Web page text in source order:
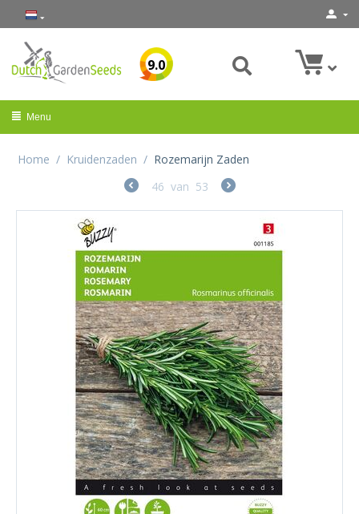
9.0
Menu
Home / Kruidenzaden / Rozemarijn Zaden
46 van 53